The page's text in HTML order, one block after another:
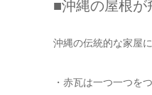
■沖縄の屋根が
沖縄の伝統的な家屋
・赤瓦は一つ一つを